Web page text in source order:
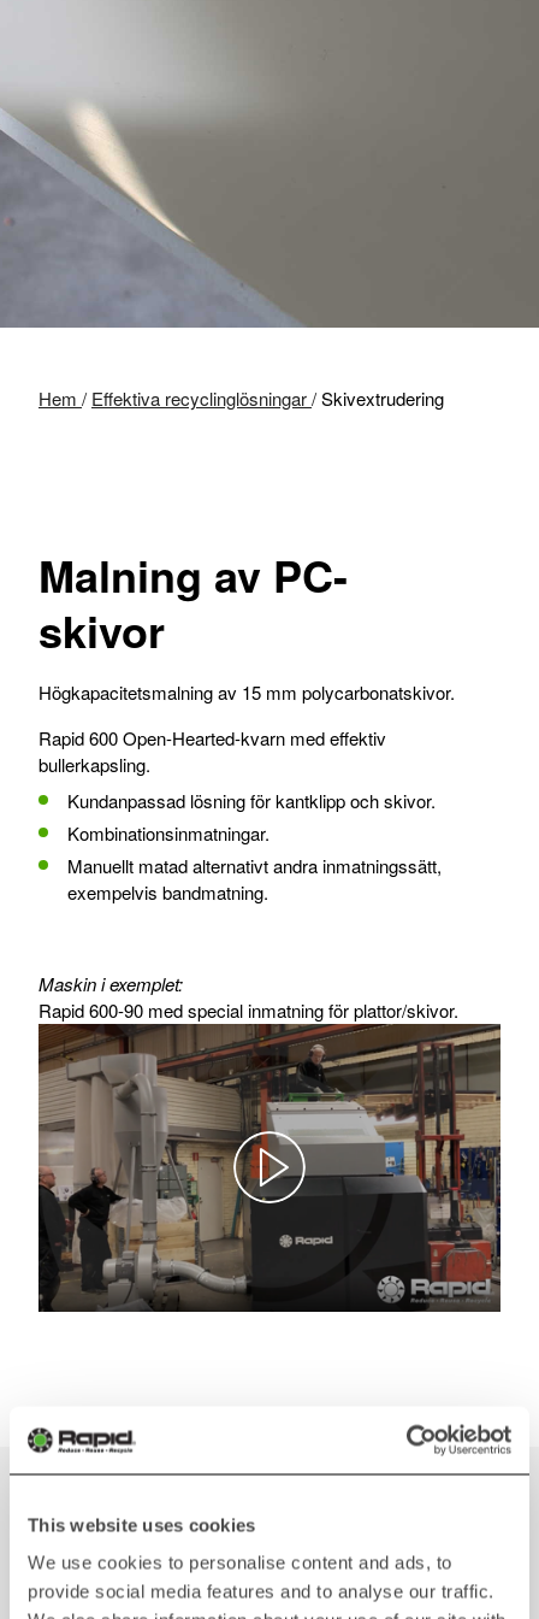
This website uses cookies
We use cookies to personalise content and ads, to
provide social media features and to analyse our traffic.
Hem / Effektiva recyclinglösningar/Skivextrudering
Malning av PC-
skivor
Högkapacitetsmalning av 15 mm polycarbonatskivor.
Rapid 600 Open-Hearted-kvarn med effektiv
bullerkapsling.
Kundanpassad lösning för kantklipp och skivor.
Kombinationsinmatningar.
Manuellt matad alternativt andra inmatningssätt,
exempelvis bandmatning.
Maskin i exemplet:
Rapid 600-90 med special inmatning för plattor/skivor.